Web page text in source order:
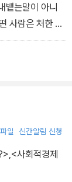
뱉는말이 아니
사람은 처한 상
가라앉히고,
일 신간알림 신청
,<사회적경제